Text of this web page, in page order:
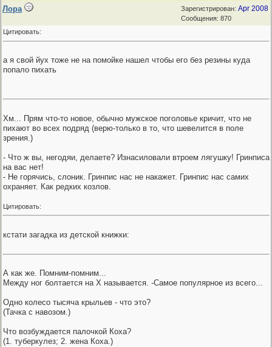
Зарегистрирован: Apr 2008
Сообщения: 870
Лора
Цитировать:
а я свой йух тоже не на помойке нашел чтобы его без резины куда
попало пихать
Хм... Прям что-то новое, обычно мужское поголовье кричит, что не
пихают во всех подряд (верю-только в то, что шевелится в поле
зрения.)
- Что ж вы, негодяи, делаете? Изнасиловали втроем лягушку! Гринписа
на вас нет!
- Не горячись, слоник. Гринпис нас не накажет. Гринпис нас самих
охраняет. Как редких козлов.
Цитировать:
кстати загадка из детской книжки:
А как же. Помним-помним...
Между ног болтается на Х называется. -Самое популярное из всего...
Одно колесо тысяча крыльев - что это?
(Тачка с навозом.)
Что возбуждается палочкой Коха?
(1. туберкулез; 2. жена Коха.)